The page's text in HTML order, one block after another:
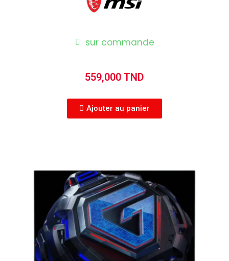
sur commande
559,000 TND
Ajouter au panier